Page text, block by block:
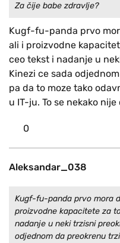
Za čije babe zdravlje?
Kugf-fu-panda prvo
ali i proizvodne
ceo tekst i nadanje u
Kinezi ce sada
pa da to moze tako
u IT-ju. To se nekako nije
0
Aleksandar_038
Kugf-fu-panda prvo mora
proizvodne kapacitete za
nadanje u neki trzisni
odjednom da preokrenu